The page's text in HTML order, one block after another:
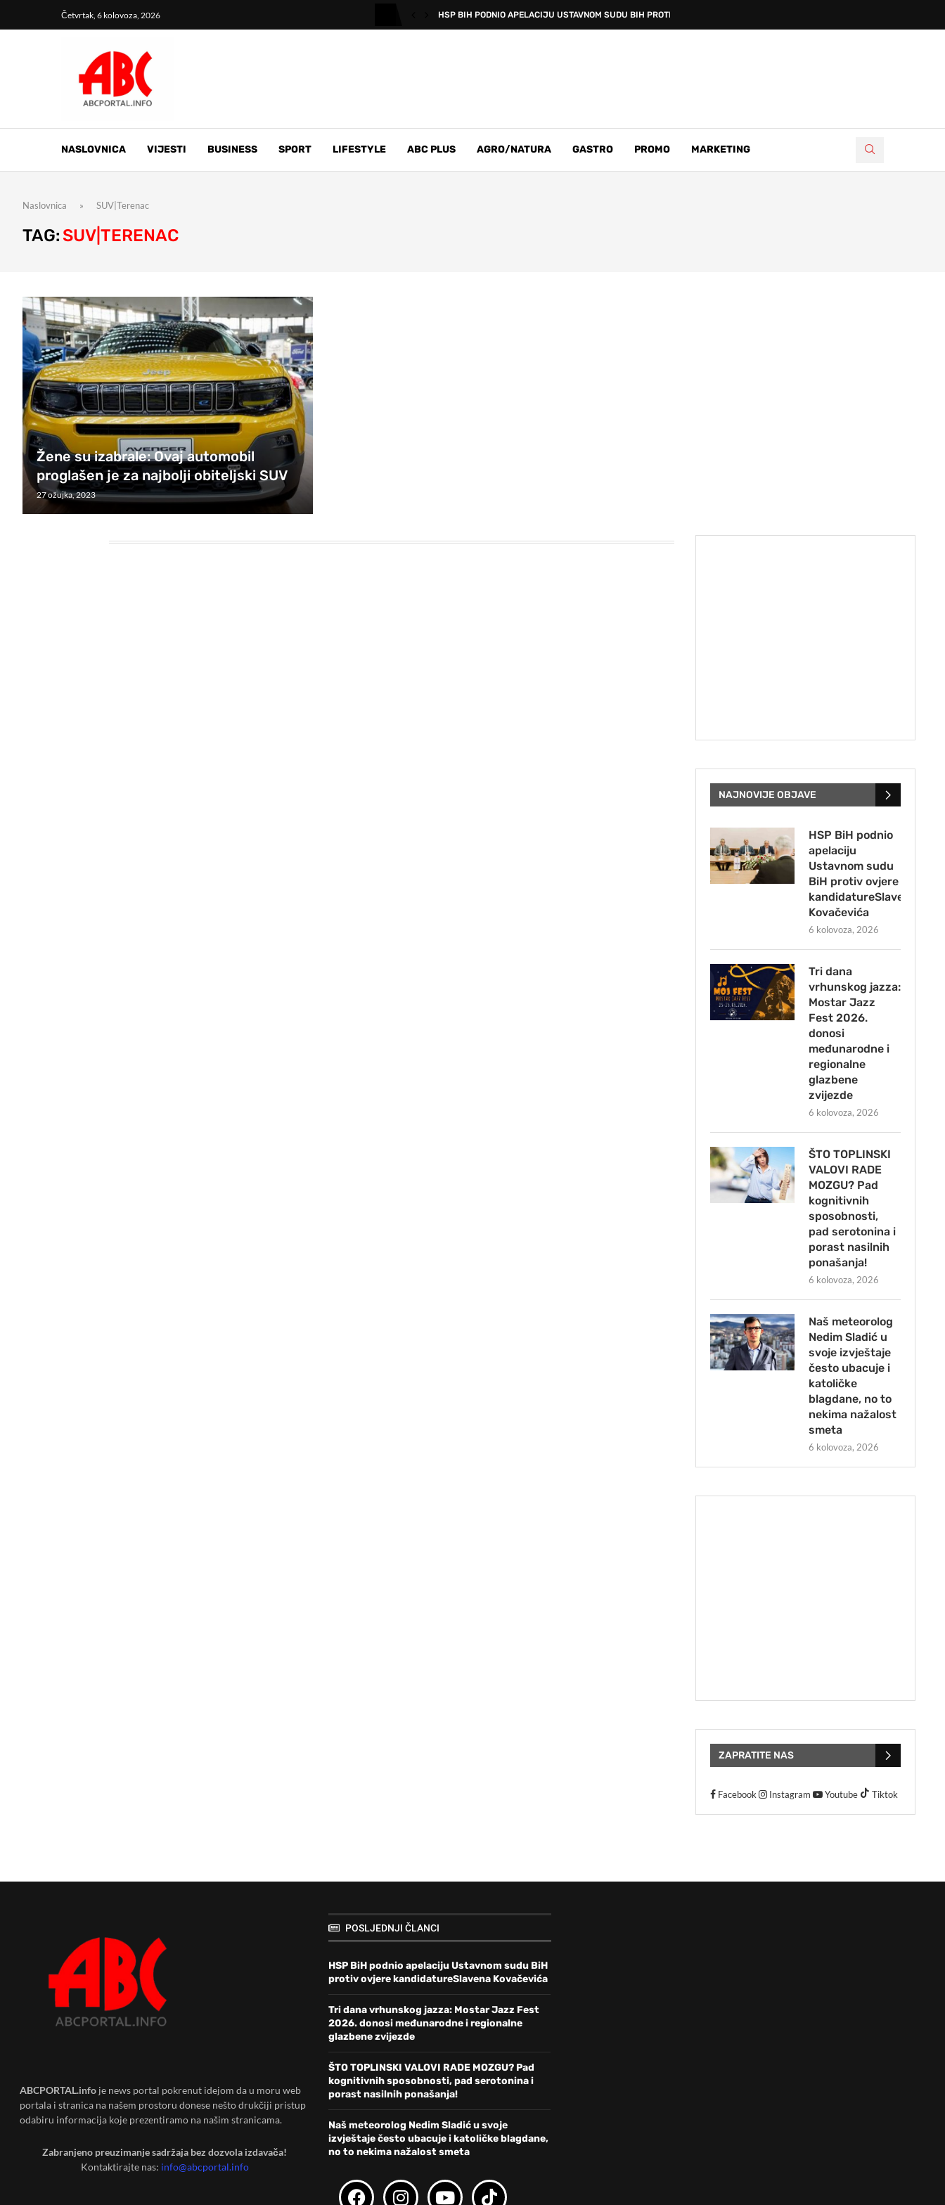
Četvrtak, 6 kolovoza, 2026 HSP BIH PODNIO APELACIJU USTAVNOM SUDU BIH PROTIV...
NASLOVNICA VIJESTI BUSINESS SPORT LIFESTYLE ABC PLUS AGRO/NATURA GASTRO PROMO MARKETING
Naslovnica » SUV|Terenac
TAG: SUV|TERENAC
Žene su izabrale: Ovaj automobil
proglašen je za najbolji obiteljski SUV
27 ožujka, 2023
NAJNOVIJE OBJAVE
HSP BiH podnio
apelaciju
Ustavnom sudu
BiH protiv ovjere
kandidatureSlavena
Kovačevića
6 kolovoza, 2026
Tri dana
vrhunskog jazza:
Mostar Jazz
Fest 2026.
donosi
međunarodne i
regionalne
glazbene
zvijezde
6 kolovoza, 2026
ŠTO TOPLINSKI
VALOVI RADE
MOZGU? Pad
kognitivnih
sposobnosti,
pad serotonina i
porast nasilnih
ponašanja!
6 kolovoza, 2026
Naš meteorolog
Nedim Sladić u
svoje izvještaje
često ubacuje i
katoličke
blagdane, no to
nekima nažalost
smeta
6 kolovoza, 2026
ZAPRATITE NAS
Facebook Instagram Youtube Tiktok
ABCPORTAL.info je news portal pokrenut idejom da u moru web
portala i stranica na našem prostoru donese nešto drukčiji pristup
odabiru informacija koje prezentiramo na našim stranicama.
Zabranjeno preuzimanje sadržaja bez dozvola izdavača!
Kontaktirajte nas: info@abcportal.info
POSLJEDNJI ČLANCI
HSP BiH podnio apelaciju Ustavnom sudu BiH
protiv ovjere kandidatureSlavena Kovačevića
Tri dana vrhunskog jazza: Mostar Jazz Fest
2026. donosi međunarodne i regionalne
glazbene zvijezde
ŠTO TOPLINSKI VALOVI RADE MOZGU? Pad
kognitivnih sposobnosti, pad serotonina i
porast nasilnih ponašanja!
Naš meteorolog Nedim Sladić u svoje
izvještaje često ubacuje i katoličke blagdane,
no to nekima nažalost smeta